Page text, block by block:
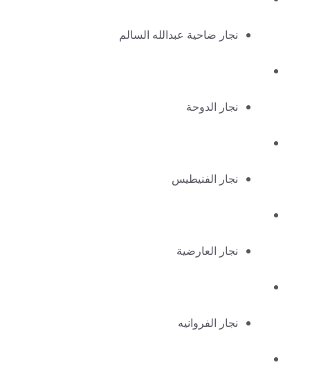
نجار ضاحية عبدالله السالم
نجار الدوحة
نجار الفنيطيس
نجار العارضية
نجار الفروانيه